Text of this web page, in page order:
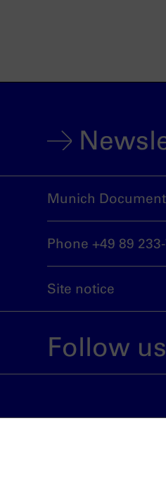
Munich
Phone +49 89
Site notice
Follow us